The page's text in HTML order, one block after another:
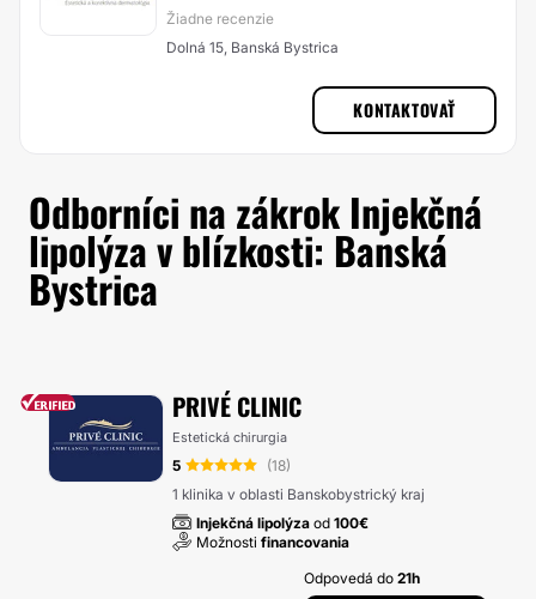
Žiadne recenzie
Dolná 15, Banská Bystrica
KONTAKTOVAŤ
Odborníci na zákrok Injekčná
lipolýza v blízkosti: Banská
Bystrica
PRIVÉ CLINIC
Estetická chirurgia
5
(18)
1 klinika v oblasti Banskobystrický kraj
Injekčná lipolýza od 100€
Možnosti financovania
Odpovedá do21h